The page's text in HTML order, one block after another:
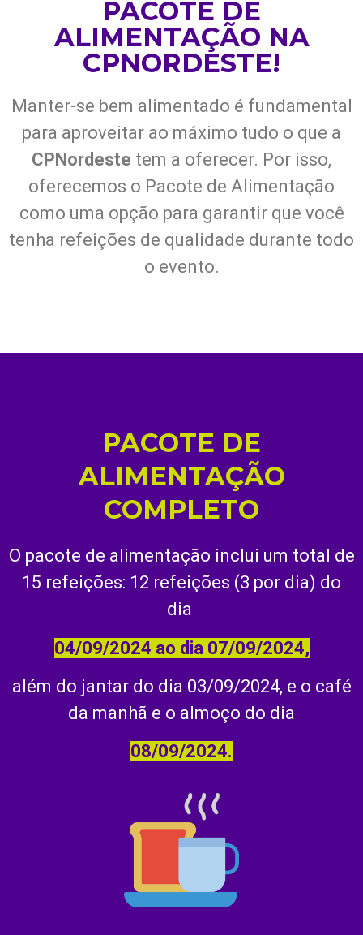
PACOTE DE
ALIMENTAÇÃO NA
CPNORDESTE!
Manter-se bem alimentado é fundamental
para aproveitar ao máximo tudo o que a
CPNordeste tem a oferecer. Por isso,
oferecemos o Pacote de Alimentação
como uma opção para garantir que você
tenha refeições de qualidade durante todo
o evento.
PACOTE DE
ALIMENTAÇÃO
COMPLETO
O pacote de alimentação inclui um total de
15 refeições: 12 refeições (3 por dia) do
dia
04/09/2024 ao dia 07/09/2024,
além do jantar do dia 03/09/2024, e o café
da manhã e o almoço do dia
08/09/2024.